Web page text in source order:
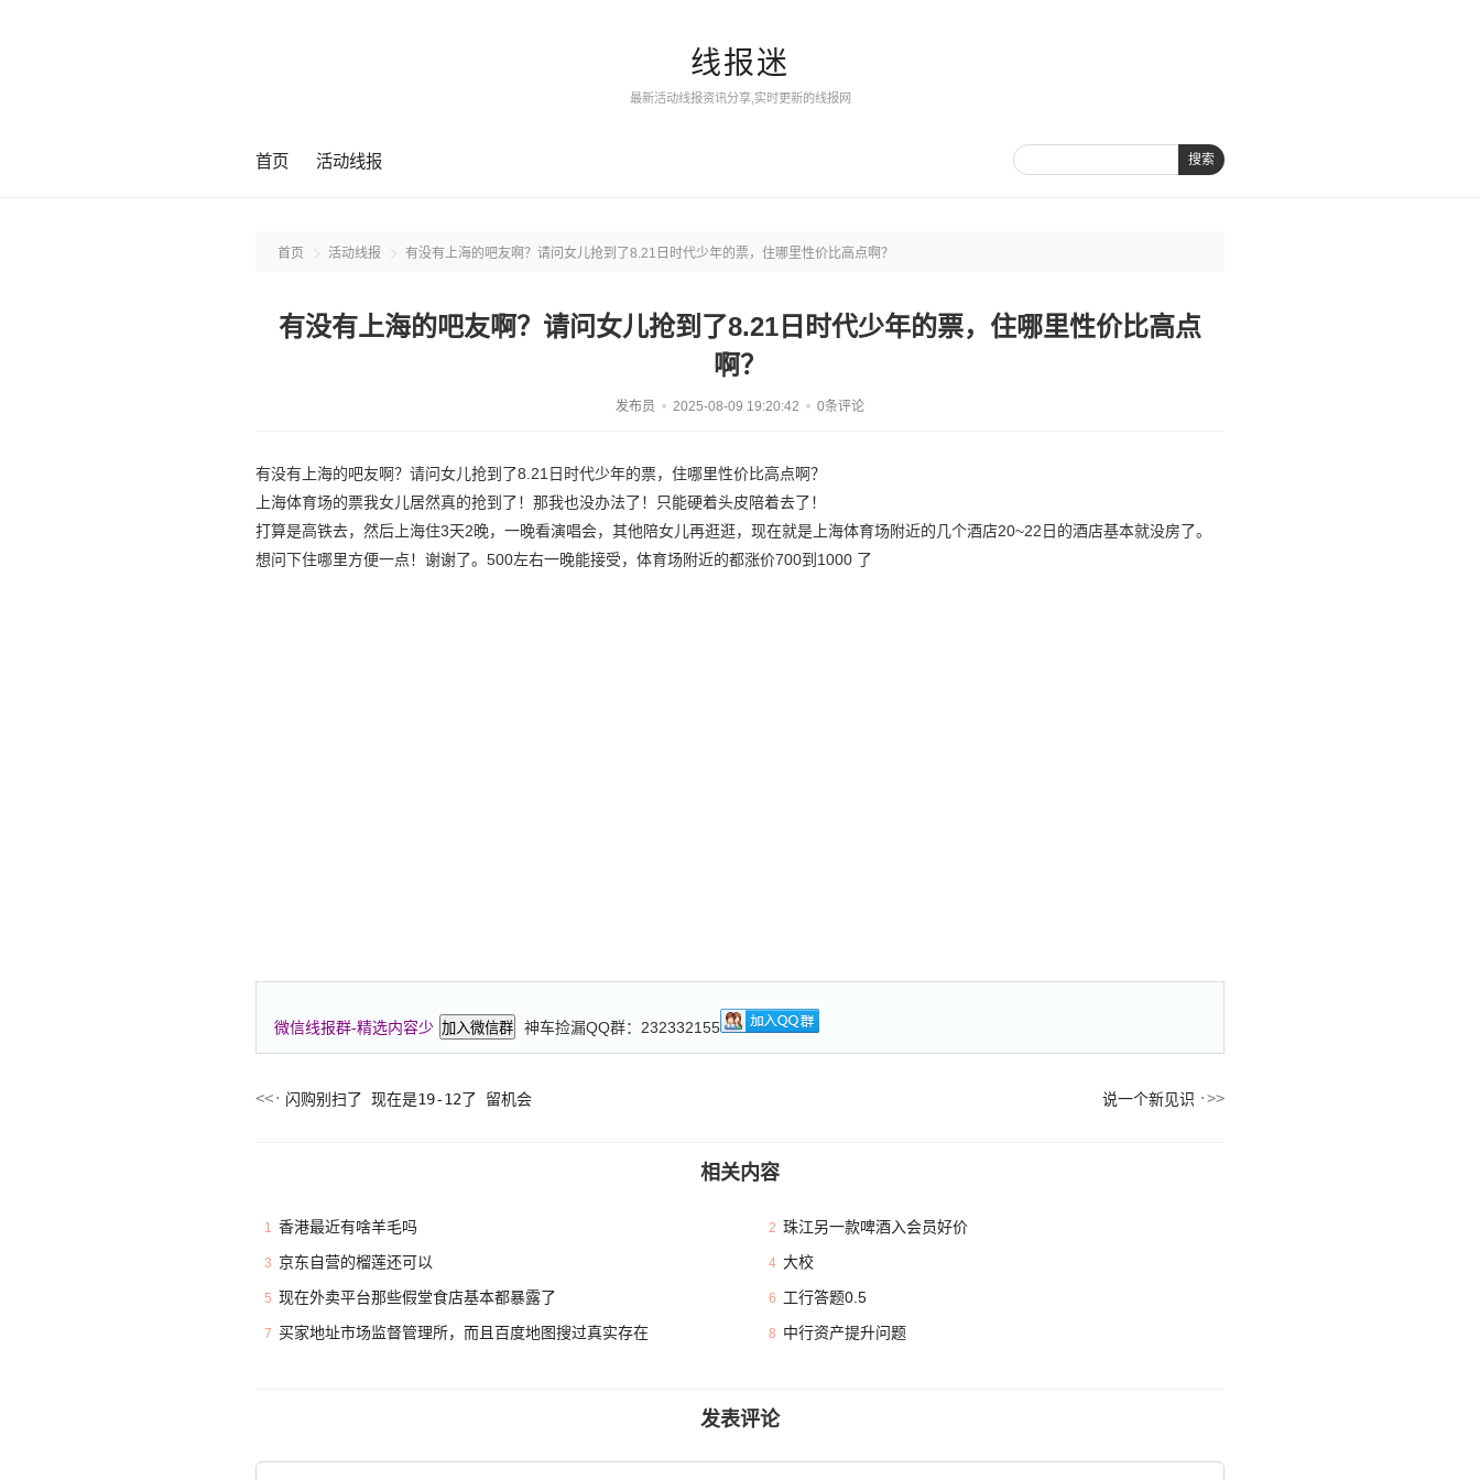
线报迷
最新活动线报资讯分享,实时更新的线报网
首页 活动线报 搜索
首页 活动线报 有没有上海的吧友啊？请问女儿抢到了8.21日时代少年的票，住哪里性价比高点啊？
有没有上海的吧友啊？请问女儿抢到了8.21日时代少年的票，住哪里性价比高点
啊？
发布员 2025-08-09 19:20:42 0条评论
有没有上海的吧友啊？请问女儿抢到了8.21日时代少年的票，住哪里性价比高点啊？
上海体育场的票我女儿居然真的抢到了！那我也没办法了！只能硬着头皮陪着去了！
打算是高铁去，然后上海住3天2晚，一晚看演唱会，其他陪女儿再逛逛，现在就是上海体育场附近的几个酒店20~22日的酒店基本就没房了。
想问下住哪里方便一点！谢谢了。500左右一晚能接受，体育场附近的都涨价700到1000 了
微信线报群-精选内容少 加入微信群 神车捡漏QQ群：232332155
闪购别扫了 现在是19-12了 留机会 说一个新见识
相关内容
1 香港最近有啥羊毛吗 2 珠江另一款啤酒入会员好价
3 京东自营的榴莲还可以 4 大校
5 现在外卖平台那些假堂食店基本都暴露了 6 工行答题0.5
7 买家地址市场监督管理所，而且百度地图搜过真实存在 8 中行资产提升问题
发表评论